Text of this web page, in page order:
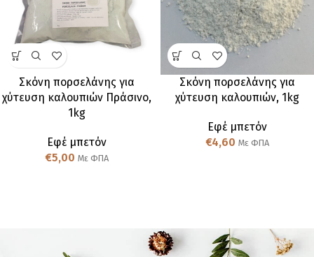
Σκόνη πορσελάνης για
χύτευση καλουπιών Πράσινο,
1kg
Εφέ μπετόν
€5,00 Με ΦΠΑ
Σκόνη πορσελάνης για
χύτευση καλουπιών, 1kg
Εφέ μπετόν
€4,60 Με ΦΠΑ